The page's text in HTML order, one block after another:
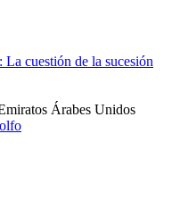
cuestión de la sucesión
Árabes Unidos